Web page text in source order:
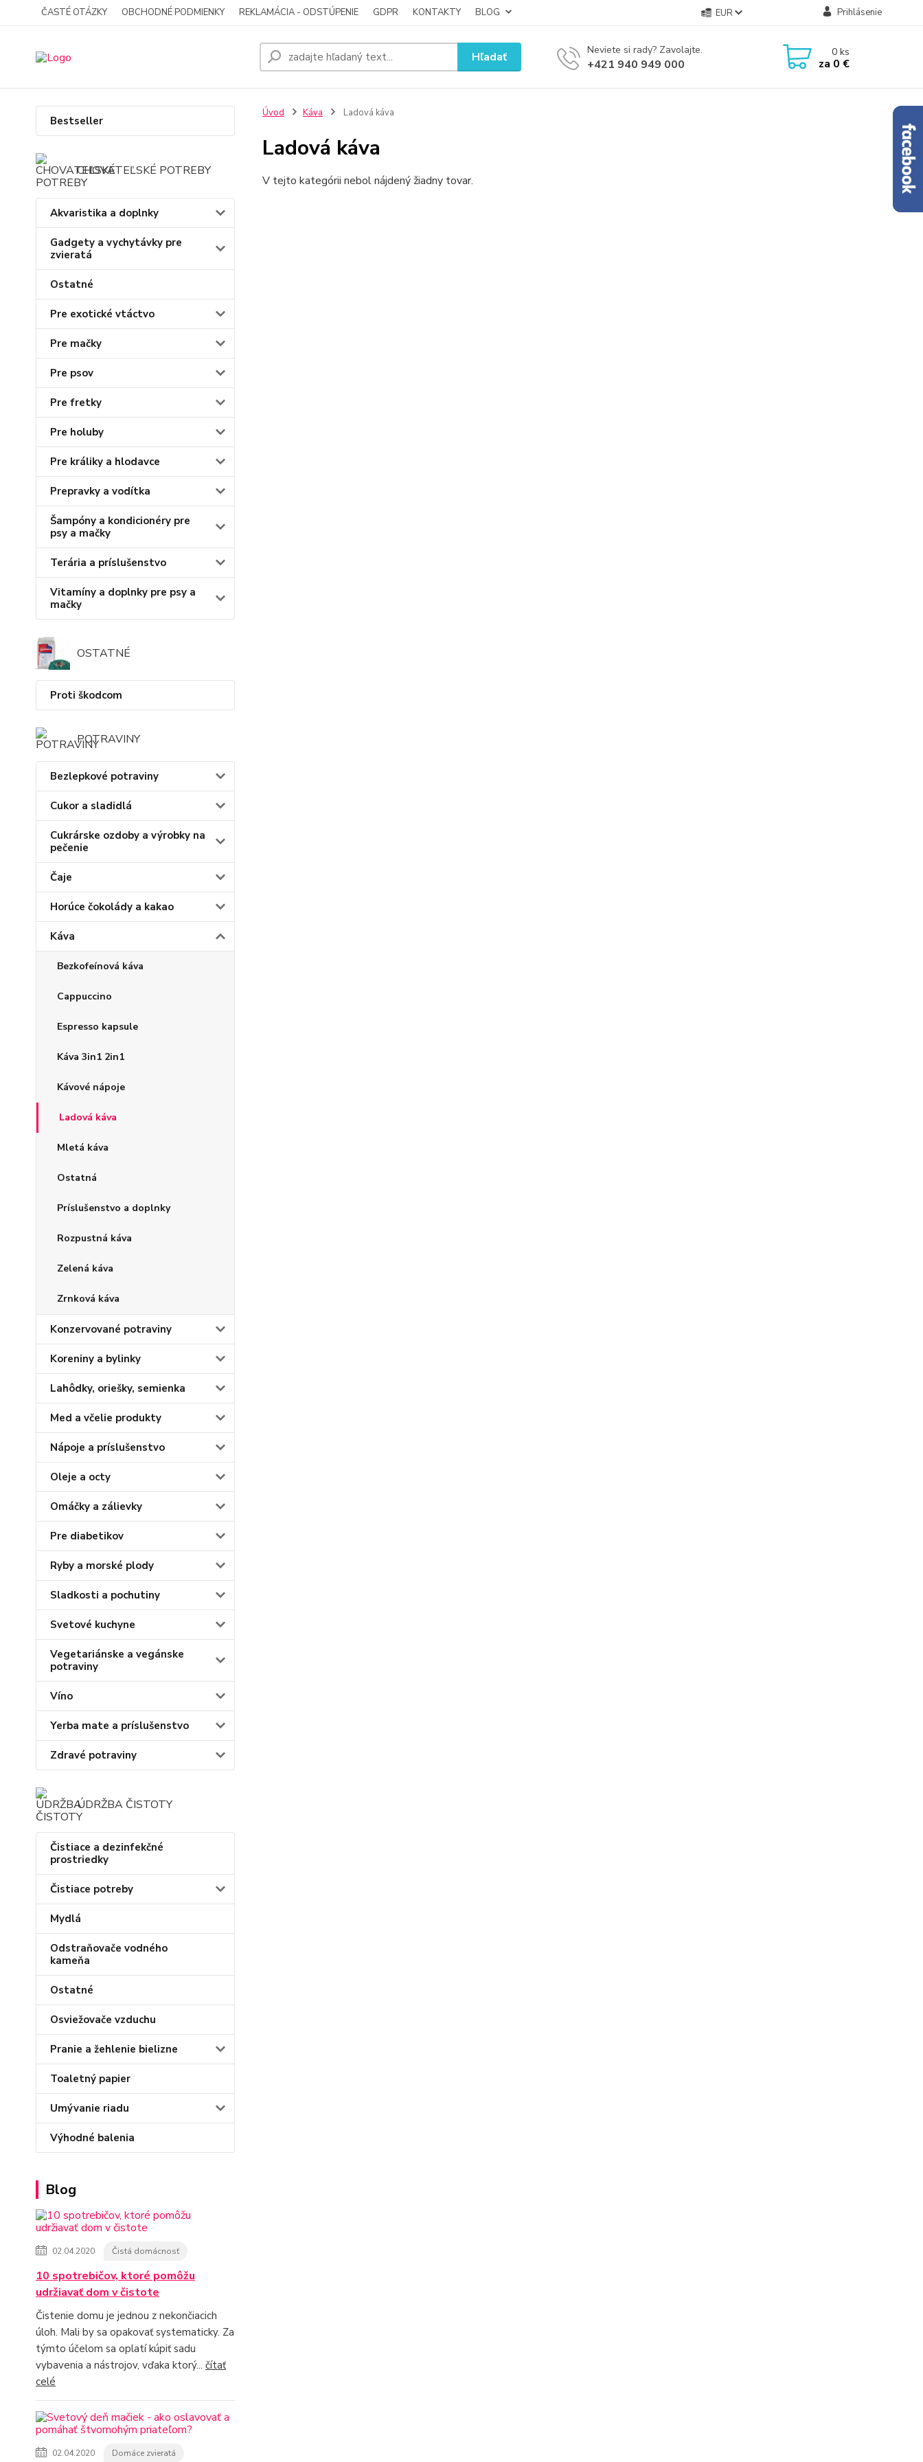
ČASTÉ OTÁZKY OBCHODNÉ PODMIENKY REKLAMÁCIA - ODSTÚPENIE GDPR KONTAKTY BLOG EUR Prihlásenie
Hľadať Neviete si rady? Zavolajte.
+421 940 949 000
0ks
za 0 €
Bestseller
CHOVATEĽSKÉ POTREBY
Akvaristika a doplnky
Gadgety a vychytávky pre
zvieratá
Ostatné
Pre exotické vtáctvo
Pre mačky
Pre psov
Pre fretky
Pre holuby
Pre králiky a hlodavce
Prepravky a vodítka
Šampóny a kondicionéry pre
psy a mačky
Terária a príslušenstvo
Vitamíny a doplnky pre psy a
mačky
OSTATNÉ
Proti škodcom
POTRAVINY
Bezlepkové potraviny
Cukor a sladidlá
Cukrárske ozdoby a výrobky na
pečenie
Čaje
Horúce čokolády a kakao
Káva
Bezkofeínová káva
Cappuccino
Espresso kapsule
Káva 3in1 2in1
Kávové nápoje
Ladová káva
Mletá káva
Ostatná
Príslušenstvo a doplnky
Rozpustná káva
Zelená káva
Zrnková káva
Konzervované potraviny
Koreniny a bylinky
Lahôdky, oriešky, semienka
Med a včelie produkty
Nápoje a príslušenstvo
Oleje a octy
Omáčky a zálievky
Pre diabetikov
Ryby a morské plody
Sladkosti a pochutiny
Svetové kuchyne
Vegetariánske a vegánske
potraviny
Víno
Yerba mate a príslušenstvo
Zdravé potraviny
ÚDRŽBA ČISTOTY
Čistiace a dezinfekčné
prostriedky
Čistiace potreby
Mydlá
Odstraňovače vodného
kameňa
Ostatné
Osviežovače vzduchu
Pranie a žehlenie bielizne
Toaletný papier
Umývanie riadu
Výhodné balenia
Blog
02.04.2020 Čistá domácnosť
10 spotrebičov, ktoré pomôžu
udržiavať dom v čistote
Čistenie domu je jednou z nekončiacich
úloh. Mali by sa opakovať systematicky. Za
týmto účelom sa oplatí kúpiť sadu
vybavenia a nástrojov, vďaka ktorý... čítať
celé
02.04.2020 Domáce zvieratá
Úvod Káva Ladová káva
Ladová káva
V tejto kategórii nebol nájdený žiadny tovar.